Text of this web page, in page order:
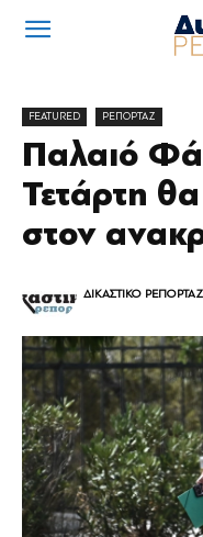
FEATURED ΡΕΠΟΡΤΑΖ
Παλαιό
Τετάρτη
στον
ΔΙΚΑΣΤΙΚΟ ΡΕΠΟΡΤΑΖ